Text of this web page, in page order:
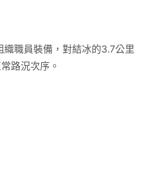
織職員裝備，對結冰的3.7公里
路況次序。